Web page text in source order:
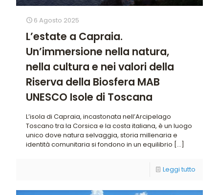
6 Agosto 2025
L’estate a Capraia.
Un’immersione nella natura,
nella cultura e nei valori della
Riserva della Biosfera MAB
UNESCO Isole di Toscana
L’isola di Capraia, incastonata nell’Arcipelago
Toscano tra la Corsica e la costa italiana, è un luogo
unico dove natura selvaggia, storia millenaria e
identità comunitaria si fondono in un equilibrio […]
Leggi tutto